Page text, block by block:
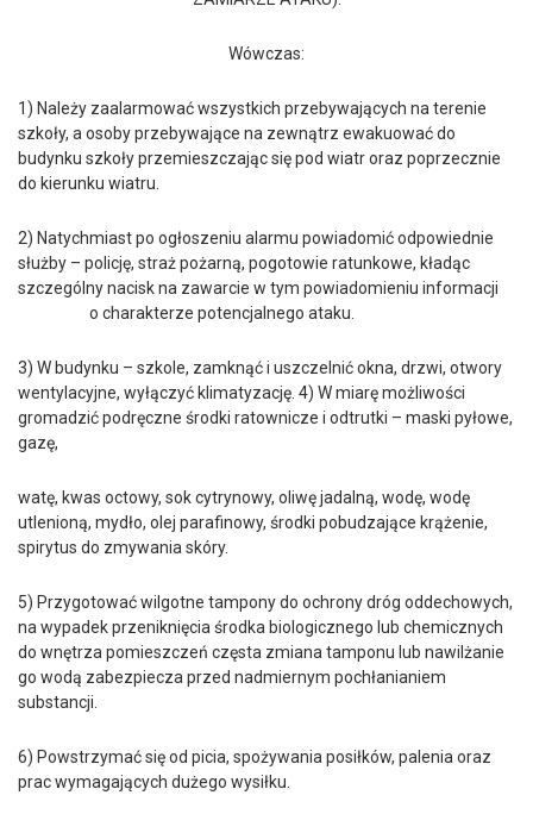
Wówczas:
1) Należy zaalarmować wszystkich przebywających na terenie
szkoły, a osoby przebywające na zewnątrz ewakuować do
budynku szkoły przemieszczając się pod wiatr oraz poprzecznie
do kierunku wiatru.
2) Natychmiast po ogłoszeniu alarmu powiadomić odpowiednie
służby – policję, straż pożarną, pogotowie ratunkowe, kładąc
szczególny nacisk na zawarcie w tym powiadomieniu informacji
o charakterze potencjalnego ataku.
3) W budynku – szkole, zamknąć i uszczelnić okna, drzwi, otwory
wentylacyjne, wyłączyć klimatyzację. 4) W miarę możliwości
gromadzić podręczne środki ratownicze i odtrutki – maski pyłowe,
gazę,
watę, kwas octowy, sok cytrynowy, oliwę jadalną, wodę, wodę
utlenioną, mydło, olej parafinowy, środki pobudzające krążenie,
spirytus do zmywania skóry.
5) Przygotować wilgotne tampony do ochrony dróg oddechowych,
na wypadek przeniknięcia środka biologicznego lub chemicznych
do wnętrza pomieszczeń częsta zmiana tamponu lub nawilżanie
go wodą zabezpiecza przed nadmiernym pochłanianiem
substancji.
6) Powstrzymać się od picia, spożywania posiłków, palenia oraz
prac wymagających dużego wysiłku.